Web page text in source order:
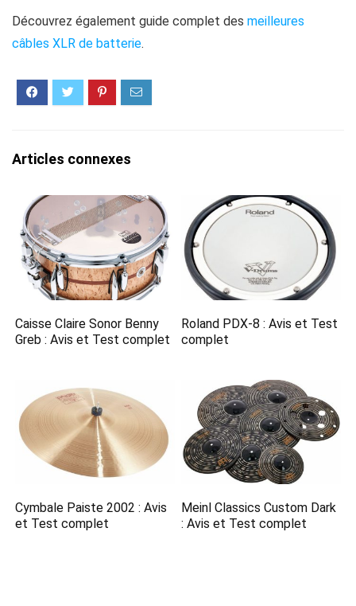
Découvrez également guide complet des meilleures
câbles XLR de batterie.
Articles connexes
Caisse Claire Sonor Benny
Greb : Avis et Test complet
Roland PDX-8 : Avis et Test
complet
Cymbale Paiste 2002 : Avis
et Test complet
Meinl Classics Custom Dark
: Avis et Test complet